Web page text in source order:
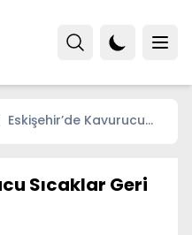
Eskişehir’de Kavurucu
Sıcaklar Geri